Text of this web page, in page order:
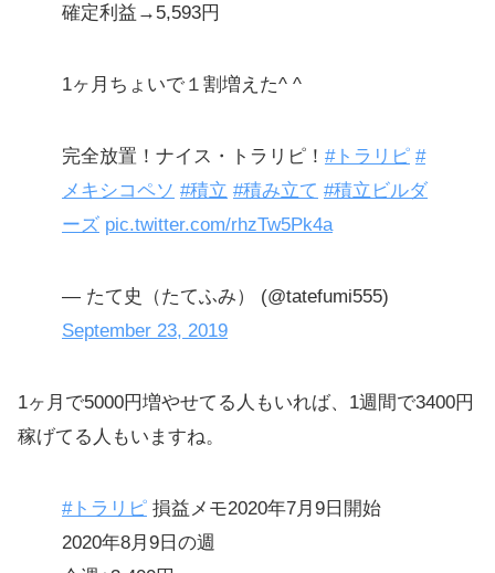
確定利益→5,593円
1ヶ月ちょいで１割増えた^ ^
完全放置！ナイス・トラリピ！ #トラリピ #
メキシコペソ #積立 #積み立て #積立ビルダ
ーズ pic.twitter.com/rhzTw5Pk4a
— たて史（たてふみ） (@tatefumi555)
September 23, 2019
1ヶ月で5000円増やせてる人もいれば、1週間で3400円
稼げてる人もいますね。
#トラリピ 損益メモ2020年7月9日開始
2020年8月9日の週